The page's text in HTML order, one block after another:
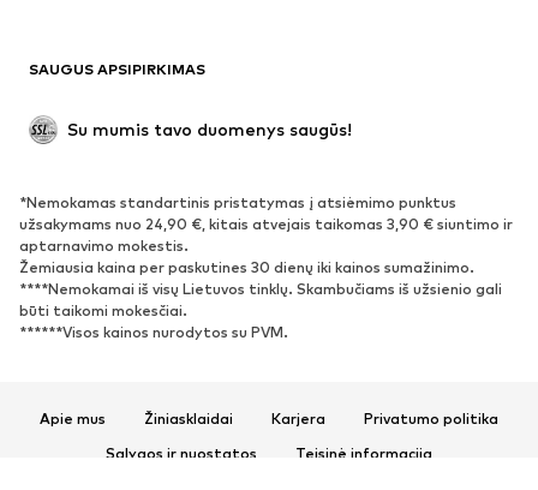
Proginiai
Išskirtiniai
BATAI
Naujienos
Sportbačiai
Aulinukai
Batai su kulniukais
Auliniai batai
Įsispiriami bateliai
Šlepetės
SAUGUS APSIPIRKIMAS
Su mumis tavo duomenys saugūs!
*Nemokamas standartinis pristatymas į atsiėmimo punktus
užsakymams nuo 24,90 €, kitais atvejais taikomas 3,90 € siuntimo ir
aptarnavimo mokestis.
Žemiausia kaina per paskutines 30 dienų iki kainos sumažinimo.
****Nemokamai iš visų Lietuvos tinklų. Skambučiams iš užsienio gali
būti taikomi mokesčiai.
******Visos kainos nurodytos su PVM.
Apie mus Žiniasklaidai Karjera
Privatumo politika
Sąlygos ir nuostatos
Teisinė informacija